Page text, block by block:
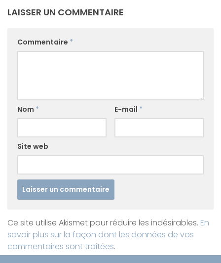
LAISSER UN COMMENTAIRE
Commentaire *
Nom * E-mail *
Site web
Ce site utilise Akismet pour réduire les indésirables. En
savoir plus sur la façon dont les données de vos
commentaires sont traitées.